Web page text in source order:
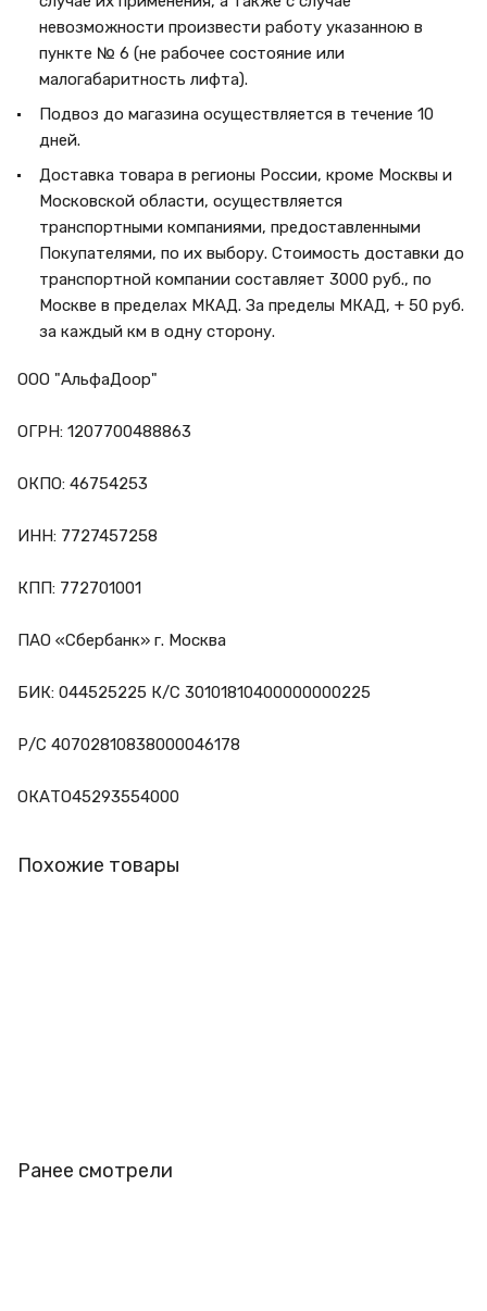
невозможности произвести работу указанною в
пункте № 6 (не рабочее состояние или
малогабаритность лифта).
Подвоз до магазина осуществляется в течение 10
дней.
Доставка товара в регионы России, кроме Москвы и
Московской области, осуществляется
транспортными компаниями, предоставленными
Покупателями, по их выбору. Стоимость доставки до
транспортной компании составляет 3000 руб., по
Москве в пределах МКАД. За пределы МКАД, + 50 руб.
за каждый км в одну сторону.
ООО "АльфаДоор"
ОГРН: 1207700488863
ОКПО: 46754253
ИНН: 7727457258
КПП: 772701001
ПАО «Сбербанк» г. Москва
БИК: 044525225 К/С 30101810400000000225
Р/С 40702810838000046178
ОКАТО45293554000
Похожие товары
Ранее смотрели